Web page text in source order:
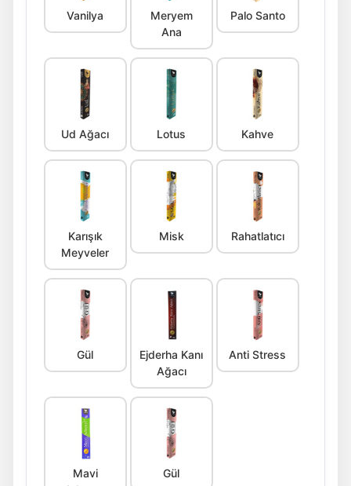
Vanilya
Meryem
Ana
Palo Santo
Ud Ağacı Lotus Kahve
Karışık
Meyveler
Misk Rahatlatıcı
Gül
Ejderha Kanı
Ağacı
Anti Stress
Mavi
Gül